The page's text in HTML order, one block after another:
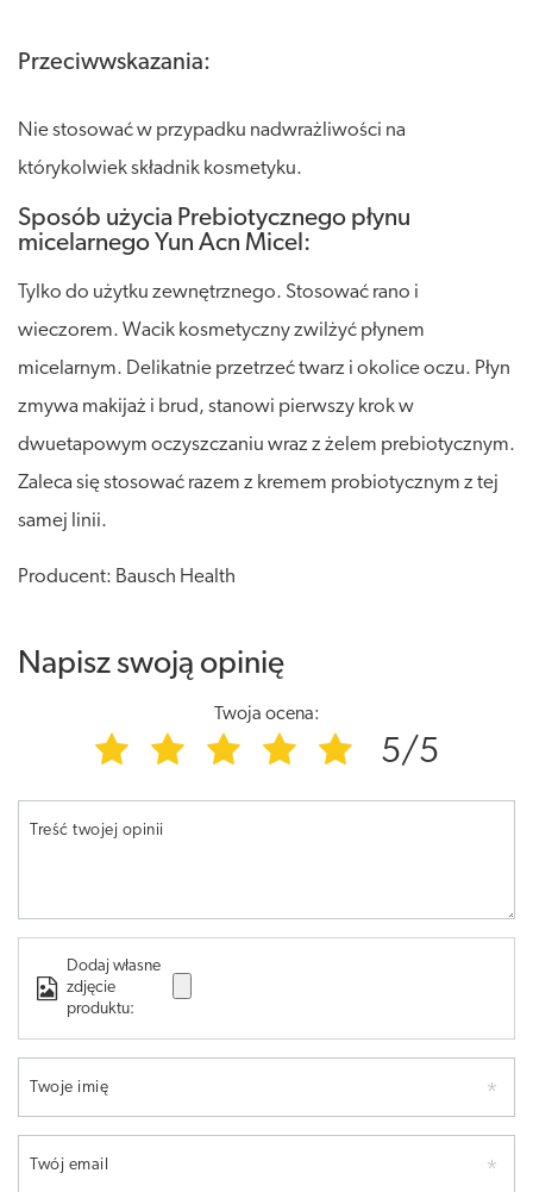
Przeciwwskazania:
Nie stosować w przypadku nadwrażliwości na
którykolwiek składnik kosmetyku.
Sposób użycia Prebiotycznego płynu
micelarnego Yun Acn Micel:
Tylko do użytku zewnętrznego. Stosować rano i
wieczorem. Wacik kosmetyczny zwilżyć płynem
micelarnym. Delikatnie przetrzeć twarz i okolice oczu. Płyn
zmywa makijaż i brud, stanowi pierwszy krok w
dwuetapowym oczyszczaniu wraz z żelem prebiotycznym.
Zaleca się stosować razem z kremem probiotycznym z tej
samej linii.
Producent: Bausch Health
Napisz swoją opinię
Twoja ocena:
5/5
Treść twojej opinii
Dodaj własne
zdjęcie
produktu:
Twoje imię
Twój email